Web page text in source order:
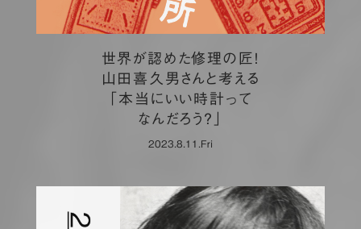
世界が認めた修理の匠！
山田喜久男さんと考える
「本当にいい時計って
なんだろう？」
2023.8.11.Fri